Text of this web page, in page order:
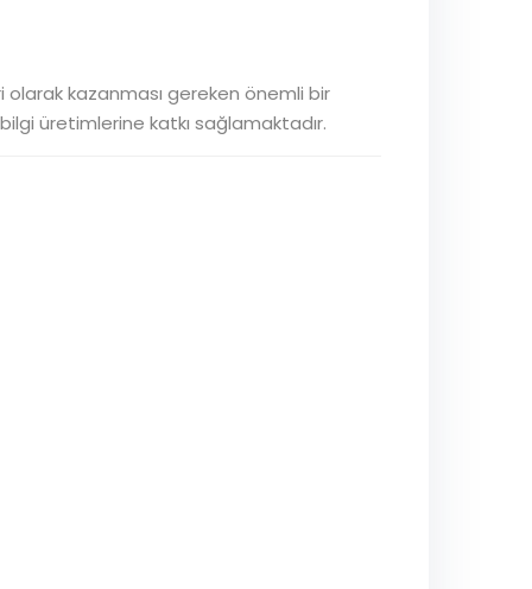
kazanması gereken önemli bir
üretimlerine katkı sağlamaktadır.